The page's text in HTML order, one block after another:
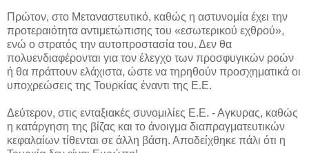
Πρώτον, στο Μεταναστευτικό, καθώς η αστυνομία έχει την
προτεραιότητα αντιμετώπισης του «εσωτερικού εχθρού»,
ενώ ο στρατός την αυτοπροστασία του. Δεν θα
πολυενδιαφέρονται για τον έλεγχο των προσφυγικών ροών
ή θα πράττουν ελάχιστα, ώστε να τηρηθούν προσχηματικά οι
υποχρεώσεις της Τουρκίας έναντι της Ε.Ε.
Δεύτερον, στις ενταξιακές συνομιλίες Ε.Ε. - Αγκυρας, καθώς
η κατάργηση της βίζας και το άνοιγμα διαπραγματευτικών
κεφαλαίων τίθενται σε άλλη βάση. Αποδείχθηκε πάλι ότι η